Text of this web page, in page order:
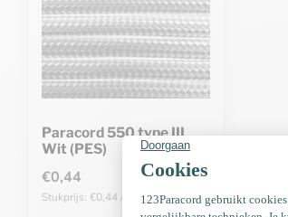
Paracord 550 type III
Wit (PES)
€0,44
Stukprijs: €0,44 / Meter